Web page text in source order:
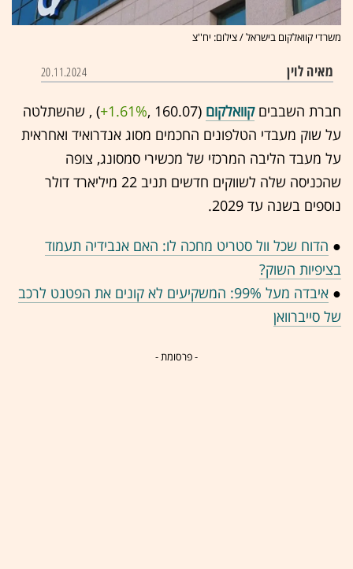
משרדי קוואלקום בישראל / צילום: יח''צ
מאיה לוין 20.11.2024
חברת השבביםקוואלקום (160.07 ,‎
+1.61%‏) , שהשתלטה
על שוק מעבדי הטלפונים החכמים מסוג אנדרואיד ואחראית
על מעבד הליבה המרכזי של מכשירי סמסונג, צופה
שהכניסה שלה לשווקים חדשים תניב 22 מיליארד דולר
נוספים בשנה עד 2029.
● הדוח שכל וול סטריט מחכה לו: האם אנבידיה תעמוד
בציפיות השוק?
●
איבדה מעל 99%: המשקיעים לא קונים את הפטנט לרכב
של סייברוואן
- פרסומת -